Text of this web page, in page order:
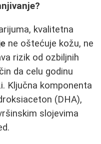
kvalitetna
ne oštećuje kožu, ne
rizik od ozbiljnih
da celu godinu
Ključna komponenta
(DHA),
slojevima